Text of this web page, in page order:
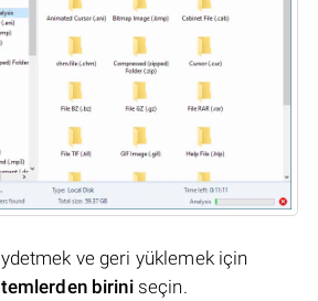
ve geri yüklemek için
biriniseçin.